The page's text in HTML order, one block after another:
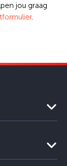
jou graag
.